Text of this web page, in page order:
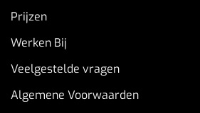
Prijzen
Werken Bij
Veelgestelde vragen
Algemene Voorwaarden